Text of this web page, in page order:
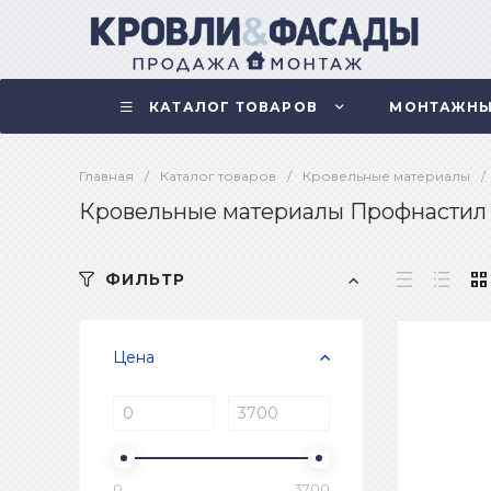
КАТАЛОГ ТОВАРОВ
Главная / Каталог товаров / Кровельные материалы /
Кровельные материалы
ФИЛЬТР
Цена